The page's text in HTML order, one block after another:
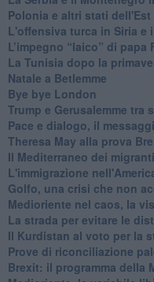
Polonia e altri stati
L'offensiva turca in Siria e
L’impegno “laico” di papa
La Tunisia dopo la
Natale a Betlemme
Bye bye London
Trump e Gerusalemme tra
Pace e dialogo, il
Theresa May alla prova
Il Mediterraneo dei migranti
L'immigrazione
Golfo, una crisi che non
Medioriente nel caos, la
La strada per evitare le
Il Kurdistan al voto per la
Prove di riconciliazione
Brexit: il programma della